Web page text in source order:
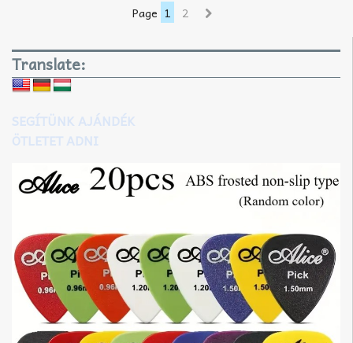
Page 1 2
Translate:
SEGÍTÜNK AJÁNDÉK
ÖTLETET ADNI